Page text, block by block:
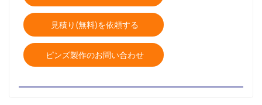
見積り(無料)を依頼する
ピンズ製作のお問い合わせ